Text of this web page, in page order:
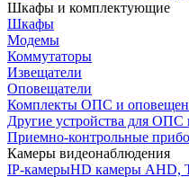
Шкафы и комплектующие
Шкафы
Модемы
Коммутаторы
Извещатели
Оповещатели
Комплекты ОПС и
Другие устройства для ОПС
Приемно-контрольные
Камеры видеонаблюдения
IP-камерыHD камеры AHD,